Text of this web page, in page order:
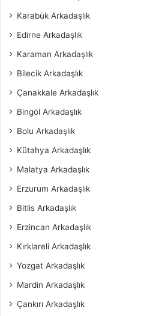
Karabük Arkadaşlık
Edirne Arkadaşlık
Karaman Arkadaşlık
Bilecik Arkadaşlık
Çanakkale Arkadaşlık
Bingöl Arkadaşlık
Bolu Arkadaşlık
Kütahya Arkadaşlık
Malatya Arkadaşlık
Erzurum Arkadaşlık
Bitlis Arkadaşlık
Erzincan Arkadaşlık
Kırklareli Arkadaşlık
Yozgat Arkadaşlık
Mardin Arkadaşlık
Çankırı Arkadaşlık